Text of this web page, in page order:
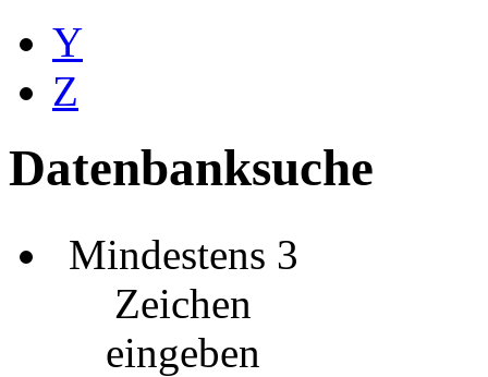
Y
Z
Datenbanksuche
Mindestens 3
Zeichen
eingeben